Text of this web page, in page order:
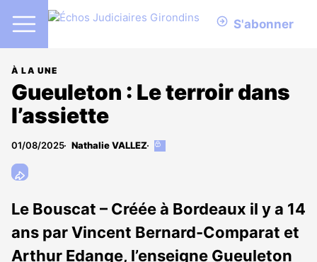
S'abonner
À LA UNE
Gueuleton : Le terroir dans
l’assiette
01/08/2025 Nathalie VALLEZ
Cet
aux
abonnés
Le Bouscat – Créée à Bordeaux il y a 14
ans par Vincent Bernard-Comparat et
Arthur Edange, l’enseigne Gueuleton